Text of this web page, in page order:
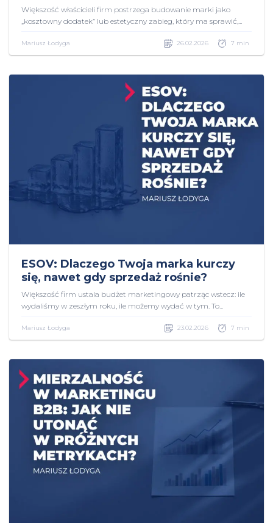
Większość właścicieli firm postrzega budowanie marki jako
„kosztowny dodatek” lub estetyczny zabieg, który ma sprawić,...
Mariusz Łodyga 26.02.2026 7 min
ESOV: Dlaczego Twoja marka kurczy
się, nawet gdy sprzedaż rośnie?
Większość firm ustala budżet marketingowy patrząc wstecz: ile
wydaliśmy w zeszłym roku, ile możemy wydać w tym. To...
Mariusz Łodyga 23.02.2026 7 min